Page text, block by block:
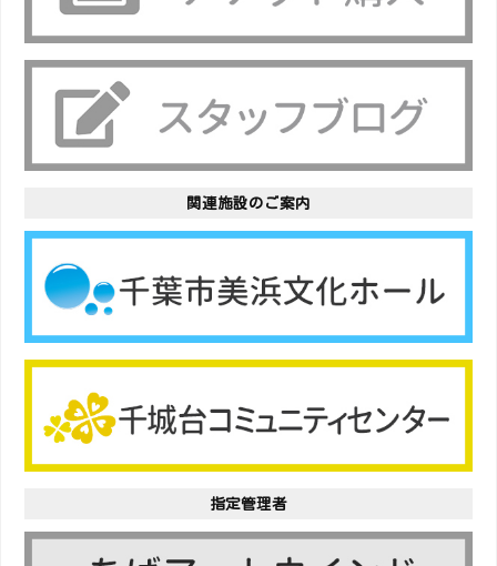
関連施設のご案内
指定管理者